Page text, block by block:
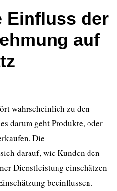
Einfluss der
auf
wahrscheinlich zu den
darum geht Produkte, oder
Die
darauf, wie Kunden den
Dienstleistung einschätzen
beeinflussen.